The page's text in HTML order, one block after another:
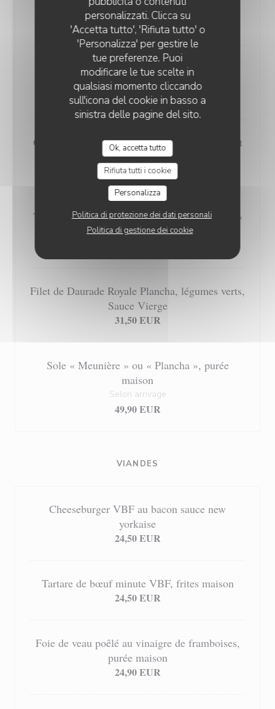
personalizzati. Clicca su
'Accetta tutto', 'Rifiuta tutto' o
'Personalizza' per gestire le
tue preferenze. Puoi
modificare le tue scelte in
qualsiasi momento cliccando
sull'icona del cookie in basso a
sinistra delle pagine del sito.
Ok, accetta tutto
Rifiuta tutti i cookie
Personalizza
Politica di protezione dei dati personali
Politica di gestione dei cookie
Fish & Chips « Cabillaud », sauce tartare
22,90 EUR
Ceviche de saumon et lieu à la coriandre et
citron vert, Frites maison
24,90 EUR
Gambas "plancha", poirvons confits, chorizo et
riz vénéré
28,50 EUR
Tataki de thon au sésame, poêlée de légumes «
Thaï »
Filet de Daurade Royale Plancha, légumes verts,
Sauce Vierge
31,50 EUR
Sole « Meunière » ou « Plancha », purée
maison
Selon arrivage
49,90 EUR
VIANDES
Cheeseburger VBF au bacon sauce new
yorkaise
24,50 EUR
Tartare de bœuf minute VBF, frites maison
24,50 EUR
Foie de veau poêlé au vinaigre de framboises,
purée maison
24,90 EUR